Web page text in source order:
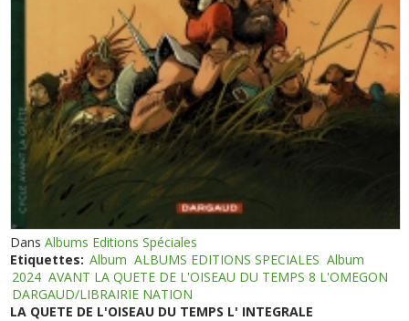
DansAlbums Editions Spéciales
Etiquettes: Album ALBUMS EDITIONS SPECIALES Album
2024 AVANT LA QUETE DE L'OISEAU DU TEMPS 8 L'OMEGON
DARGAUD/LIBRAIRIE NATION
LA QUETE DE L'OISEAU DU TEMPS L' INTEGRALE